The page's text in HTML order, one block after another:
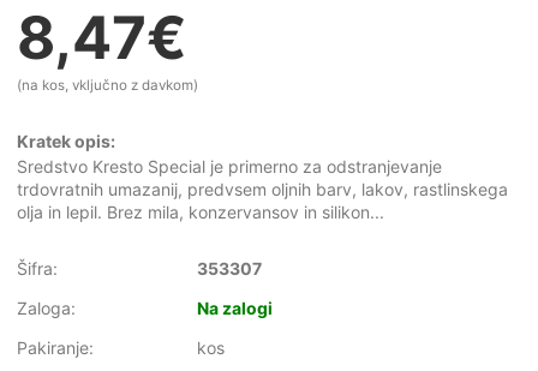
8,47€
(na kos, vključno z davkom)
Kratek opis:
Sredstvo Kresto Special je primerno za odstranjevanje
trdovratnih umazanij, predvsem oljnih barv, lakov, rastlinskega
olja in lepil. Brez mila, konzervansov in silikon...
Šifra:
353307
Zaloga:
Na zalogi
Pakiranje:
kos